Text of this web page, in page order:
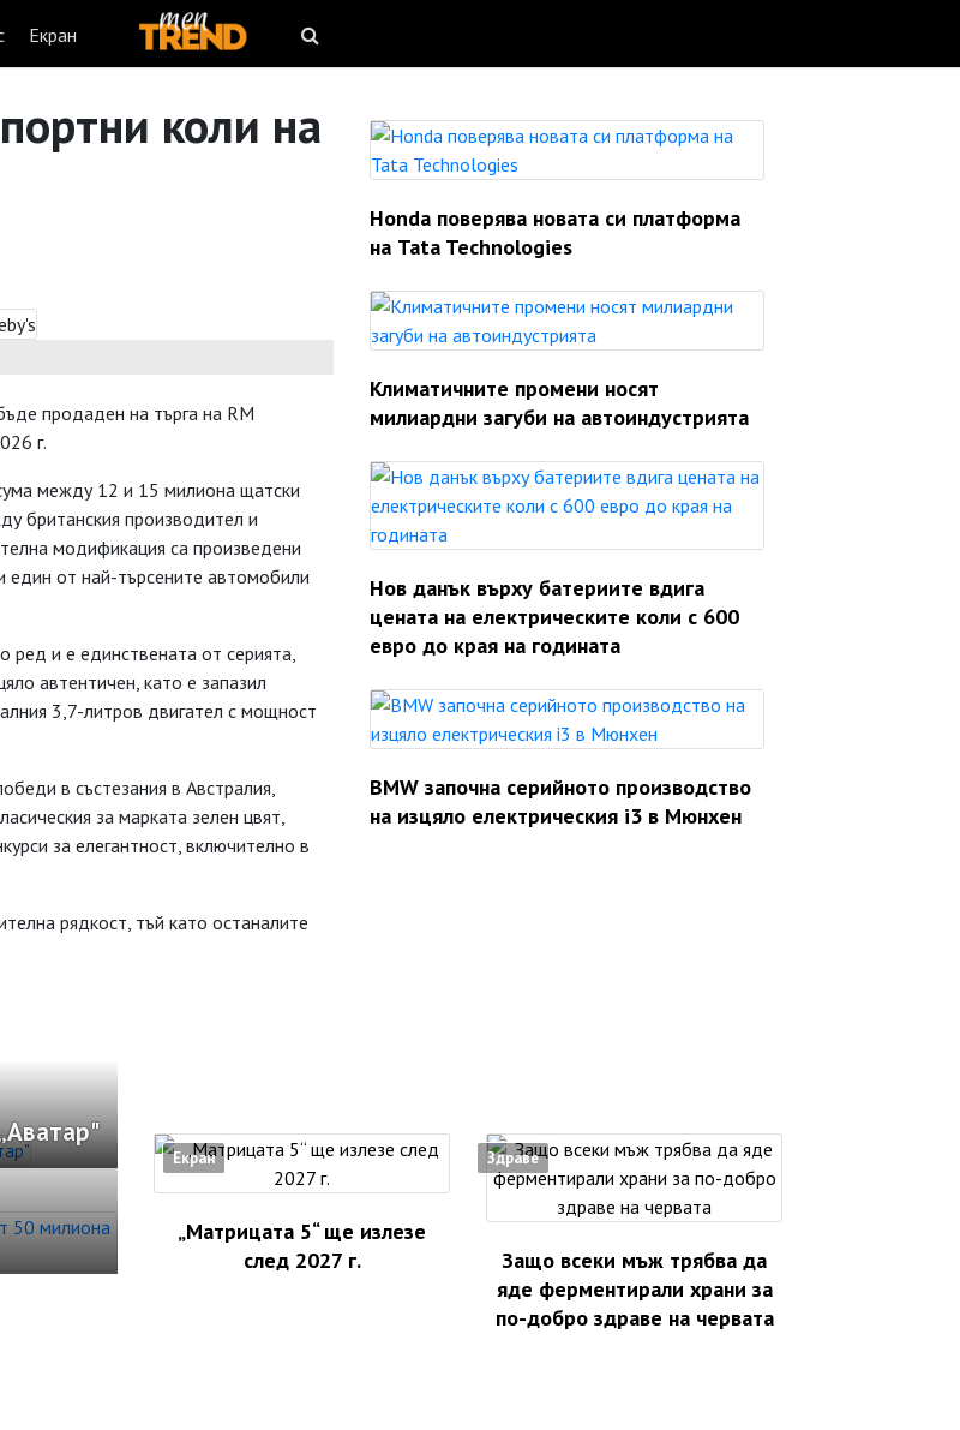
Екран
коли на
продаден на търга на RM
г.
между 12 и 15 милиона щатски
британския производител и
модификация са произведени
от най-търсените автомобили
и е единствената от серията,
автентичен, като е запазил
3,7-литров двигател с мощност
в състезания в Австралия,
за марката зелен цвят,
за елегантност, включително в
рядкост, тъй като останалите
Honda поверява новата си платформа
на Tata Technologies
Климатичните промени носят
милиардни загуби на автоиндустрията
Нов данък върху батериите вдига
цената на електрическите коли с 600
евро до края на годината
BMW започна серийното производство
на изцяло електрическия i3 в Мюнхен
Екран
„Матрицата 5“ ще излезе
след 2027 г.
Здраве
Защо всеки мъж трябва да
яде ферментирали храни за
по-добро здраве на червата